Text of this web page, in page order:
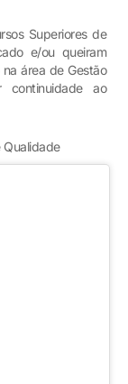
Superiores de
e/ou queiram
área de Gestão
ao
Qualidade